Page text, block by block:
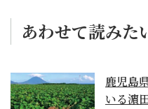
あわせて読みた
鹿児島
いる濵